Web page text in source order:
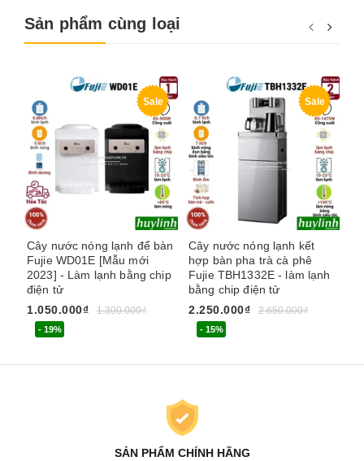
Sản phẩm cùng loại
Sale
Cây nước nóng lạnh để bàn
Fujie WD01E [Mẫu mới
2023] - Làm lạnh bằng chip
điện tử
1.050.000₫
1.300.000₫
- 19%
Sale
Cây nước nóng lạnh kết
hợp bàn pha trà cà phê
Fujie TBH1332E - làm lạnh
bằng chip điện tử
2.250.000₫
2.650.000₫
- 15%
SẢN PHẨM CHÍNH HÃNG